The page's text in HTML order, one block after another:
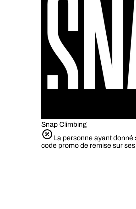
Snap Climbing
La personne ayant donné
code promo de remise sur